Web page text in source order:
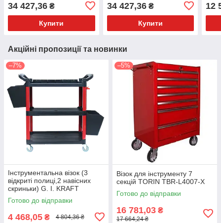
34 427,36 ₴
Купити
34 427,36₴
Купити
12
Акційні пропозиції та новинки
–7%
Інструментальна візок (3
відкриті полиці,2 навісних
скриньки) G. I. KRAFT
GI37103
Готово до відправки
4 468,05 ₴ 4 804,36 ₴
–5%
Візок для інструменту 7
секцій TORIN TBR-L4007-X
Готово до відправки
16 781,03 ₴
17 664,24 ₴